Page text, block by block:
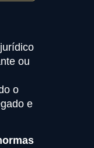
ou
o
e